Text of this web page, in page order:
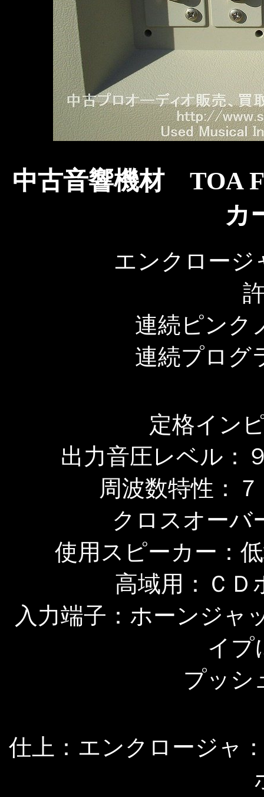
中古音響機材 TOA
カ
エンクロージ
連続ピン
連続プロ
定格イン
出力音圧レベル：
周波数特性：
クロスオーバ
使用スピーカー：
高域用：ＣＤ
入力端子：ホーンジ
イプ
プッシ
仕上：エンクロージャ